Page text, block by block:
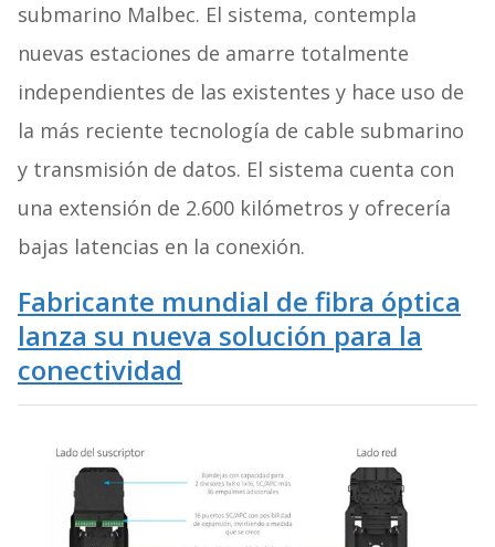
submarino Malbec. El sistema, contempla
nuevas estaciones de amarre totalmente
independientes de las existentes y hace uso de
la más reciente tecnología de cable submarino
y transmisión de datos. El sistema cuenta con
una extensión de 2.600 kilómetros y ofrecería
bajas latencias en la conexión.
Fabricante mundial de fibra óptica
lanza su nueva solución para la
conectividad